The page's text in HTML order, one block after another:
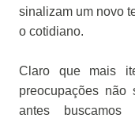
sinalizam um novo
o cotidiano.
Claro que mais
preocupações não
antes buscamos